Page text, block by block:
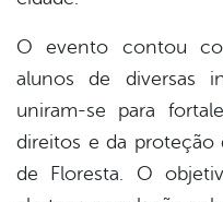
O evento contou
alunos de diversas
uniram-se para
direitos e da proteção
de Floresta. O